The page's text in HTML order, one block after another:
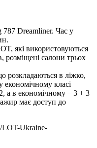
787 Dreamliner. Час у
які використовуються
розміщені салони трьох
розкладаються в ліжко,
класі
а в економічному – 3 + 3
має доступ до
LOT-Ukraine-